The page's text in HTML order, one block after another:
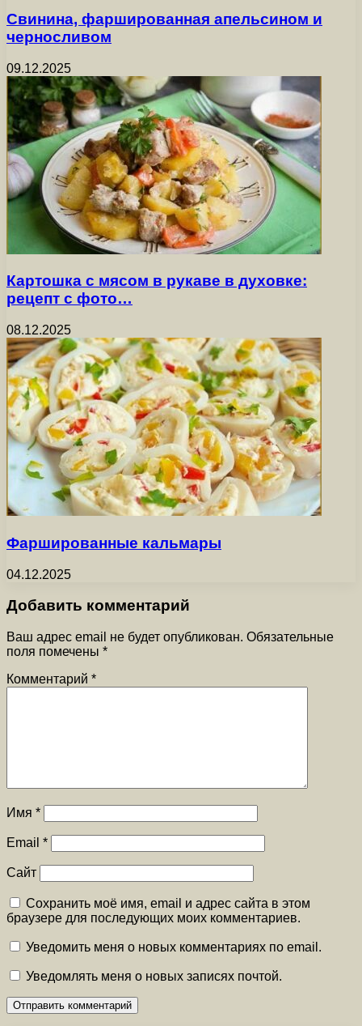
Свинина, фаршированная апельсином и
черносливом
09.12.2025
Картошка с мясом в рукаве в духовке:
рецепт с фото…
08.12.2025
Фаршированные кальмары
04.12.2025
Добавить комментарий
Ваш адрес email не будет опубликован. Обязательные
поля помечены *
Комментарий *
Имя *
Email *
Сайт
Сохранить моё имя, email и адрес сайта в этом
браузере для последующих моих комментариев.
Уведомить меня о новых комментариях по email.
Уведомлять меня о новых записях почтой.